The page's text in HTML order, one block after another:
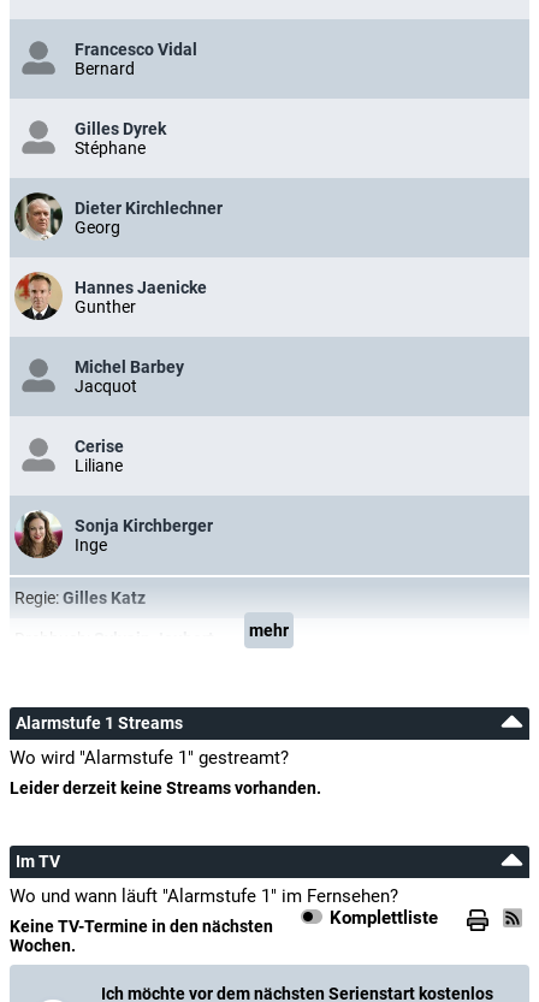
Francesco Vidal
Bernard
Gilles Dyrek
Stéphane
Dieter Kirchlechner
Georg
Hannes Jaenicke
Gunther
Michel Barbey
Jacquot
Cerise
Liliane
Sonja Kirchberger
Inge
Regie:Gilles Katz
mehr
Alarmstufe 1 Streams
Wo wird "Alarmstufe 1" gestreamt?
Leider derzeit keine Streams vorhanden.
Im TV
Wo und wann läuft "Alarmstufe 1" im Fernsehen?
Komplettliste
Keine TV-Termine in den nächsten
Wochen.
Ich möchte vor dem nächsten Serienstart kostenlos